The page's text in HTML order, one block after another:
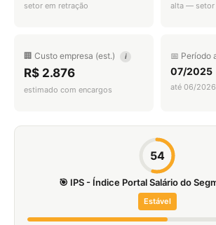
setor em retração alta — setor
🏢 Custo empresa (est.) i
R$ 2.876
estimado com encargos
📅 Período
07/2025
até 06/2026
54
🎯 IPS - Índice Portal Salário do
Estável